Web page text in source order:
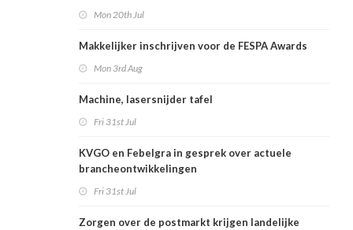
Mon 20th Jul
Makkelijker inschrijven voor de FESPA Awards
Mon 3rd Aug
Machine, lasersnijder tafel
Fri 31st Jul
KVGO en Febelgra in gesprek over actuele
brancheontwikkelingen
Fri 31st Jul
Zorgen over de postmarkt krijgen landelijke